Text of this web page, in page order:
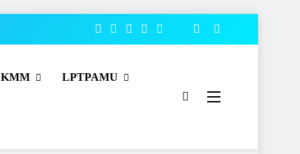
KMM LPTPAMU